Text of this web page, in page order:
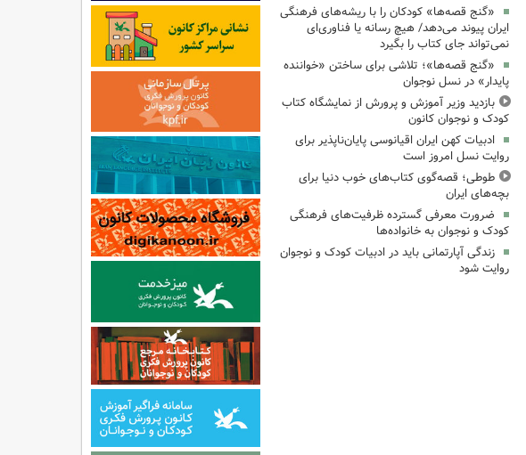
«گنج قصه‌ها» کودکان را با ریشه‌های فرهنگی
ایران پیوند می‌دهد/ هیچ رسانه یا فناوری‌ای
نمی‌تواند جای کتاب را بگیرد
«گنج قصه‌ها»؛ تلاشی برای ساختن «خواننده
پایدار» در نسل نوجوان
بازدید وزیر آموزش و پرورش از نمایشگاه کتاب
کودک و نوجوان کانون
ادبیات کهن ایران اقیانوسی پایان‌ناپذیر برای
روایت نسل امروز است
طوطی؛ قصه‌گوی کتاب‌های خوب دنیا برای
بچه‌های ایران
ضرورت معرفی گسترده ظرفیت‌های فرهنگی
کودک و نوجوان به خانواده‌ها
زندگی آپارتمانی باید در ادبیات کودک و نوجوان
روایت شود